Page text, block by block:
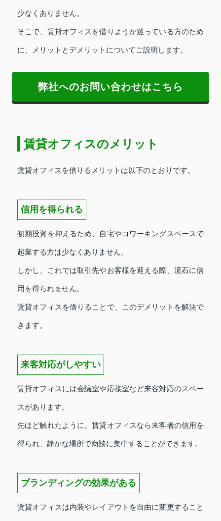
少なくありません。
そこで、賃貸オフィスを借りようか迷っている方のため
に、メリットとデメリットについてご説明します。
弊社へのお問い合わせはこちら
賃貸オフィスのメリット
賃貸オフィスを借りるメリットは以下のとおりです。
信用を得られる
初期投資を抑えるため、自宅やコワーキングスペースで
起業する方は少なくありません。
しかし、これでは取引先やお客様を迎える際、流石に信
用を得られません。
賃貸オフィスを借りることで、このデメリットを解決で
きます。
来客対応がしやすい
賃貸オフィスには会議室や応接室など来客対応のスペー
スがあります。
先ほど触れたように、賃貸オフィスなら来客者の信用を
得られ、静かな場所で商談に集中することができます。
ブランディングの効果がある
賃貸オフィスは内装やレイアウトを自由に変更すること